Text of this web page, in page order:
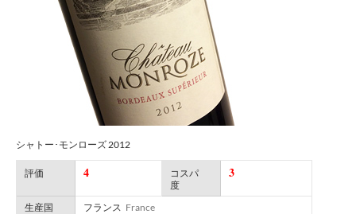
シャトー･モンローズ 2012
評価 4
コスパ
度
3
生産国 フランス France